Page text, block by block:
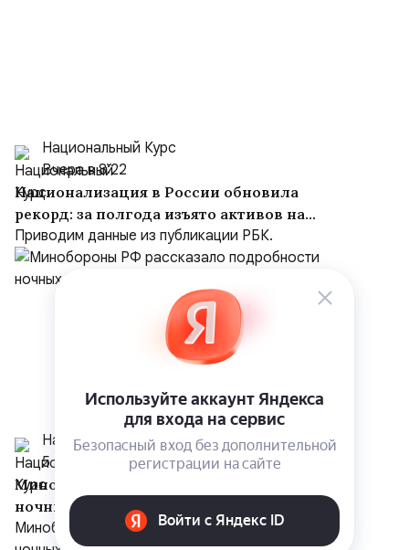
Национальный Курс
Вчера в 8:22
Национализация в России обновила
рекорд: за полгода изъято активов на
$10,16 млрд
Приводим данные из публикации РБК.
Национальный Курс
5 августа
Минобороны РФ рассказало подробности
ночных ударов по Киеву
Минобороны РФ рассказало подробности